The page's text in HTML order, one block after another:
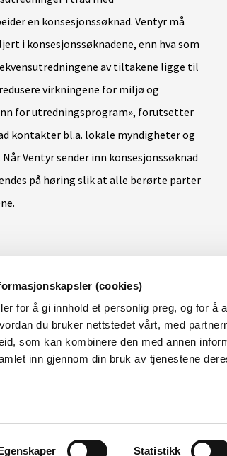
(cookies)
for å gi innhold et personlig preg, og for å
du bruker nettstedet vårt, med
som kan kombinere den med annen
inn gjennom din bruk av tjenestene
Statistikk
en konsesjonssøknad. Ventyr må
i konsesjonssøknadene, enn hva som
av tiltakene ligge til
virkningene for miljø og
for utredningsprogram», forutsetter
kontakter bl.a. lokale myndigheter og
Ventyr sender inn konsesjonssøknad
på høring slik at alle berørte parter
Bakken Hekland på anbh@nve.no.
Anne Marte Schei på
planene kan rettes til Ventyr på